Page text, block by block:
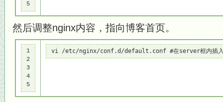
5
然后调整nginx内容，指向博客首页。
1
2
3
4
5
vi /etc/nginx/conf.d/default.conf #在server框内插入